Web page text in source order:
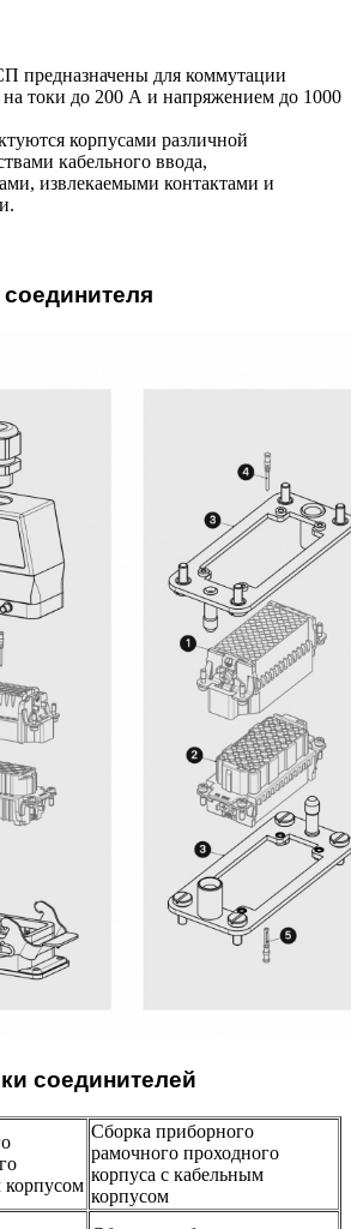
предназначены для коммутации
на токи до 200 А и напряжением до 1000
корпусами различной
кабельного ввода,
извлекаемыми контактами и
соединителей
Сборка приборного
рамочного проходного
корпуса с кабельным
корпусом